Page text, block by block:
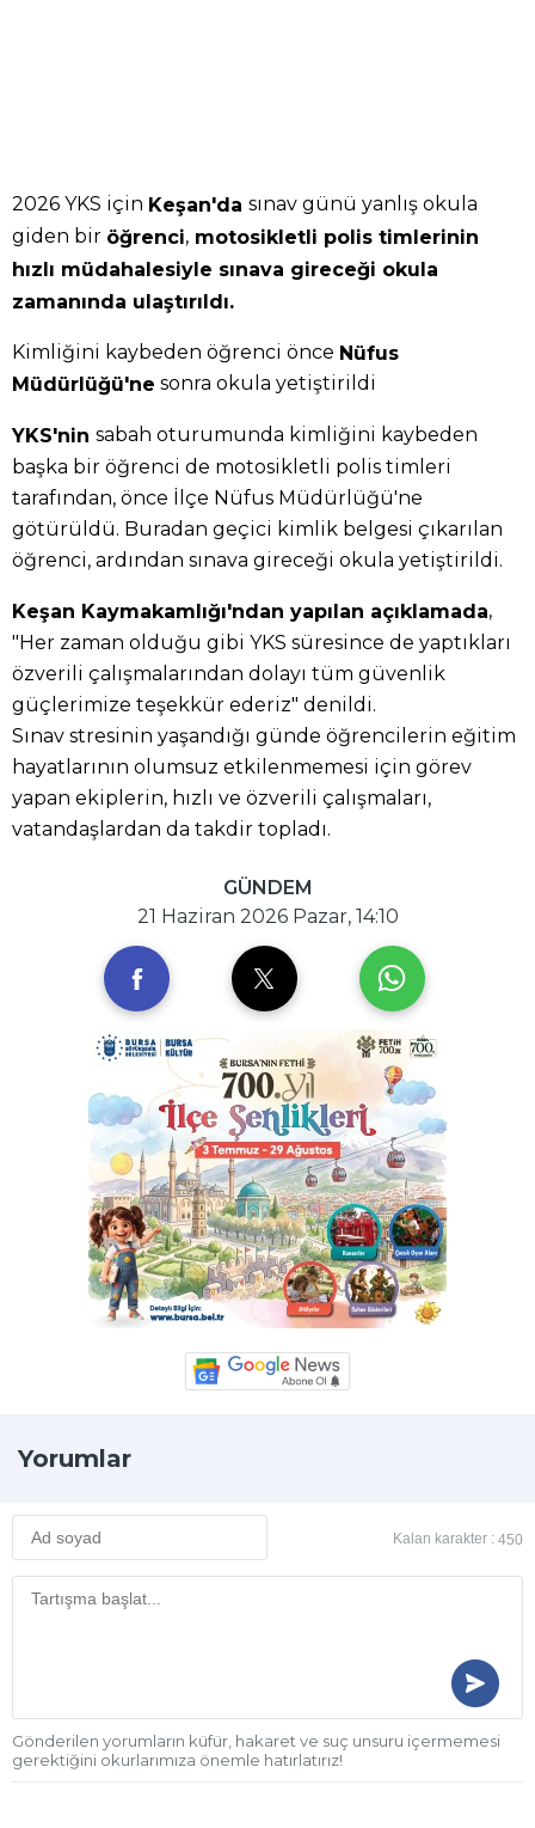
2026 YKS için Keşan'da sınav günü yanlış okula
giden bir öğrenci, motosikletli polis timlerinin
hızlı müdahalesiyle sınava gireceği okula
zamanında ulaştırıldı.
Kimliğini kaybeden öğrenci önce Nüfus
Müdürlüğü'ne sonra okula yetiştirildi
YKS'nin sabah oturumunda kimliğini kaybeden
başka bir öğrenci de motosikletli polis timleri
tarafından, önce İlçe Nüfus Müdürlüğü'ne
götürüldü. Buradan geçici kimlik belgesi çıkarılan
öğrenci, ardından sınava gireceği okula yetiştirildi.
Keşan Kaymakamlığı'ndan yapılan açıklamada,
"Her zaman olduğu gibi YKS süresince de yaptıkları
özverili çalışmalarından dolayı tüm güvenlik
güçlerimize teşekkür ederiz" denildi.
Sınav stresinin yaşandığı günde öğrencilerin eğitim
hayatlarının olumsuz etkilenmemesi için görev
yapan ekiplerin, hızlı ve özverili çalışmaları,
vatandaşlardan da takdir topladı.
GÜNDEM
21 Haziran 2026 Pazar, 14:10
Yorumlar
Kalan karakter : 450
Gönderilen yorumların küfür, hakaret ve suç unsuru içermemesi
gerektiğini okurlarımıza önemle hatırlatırız!